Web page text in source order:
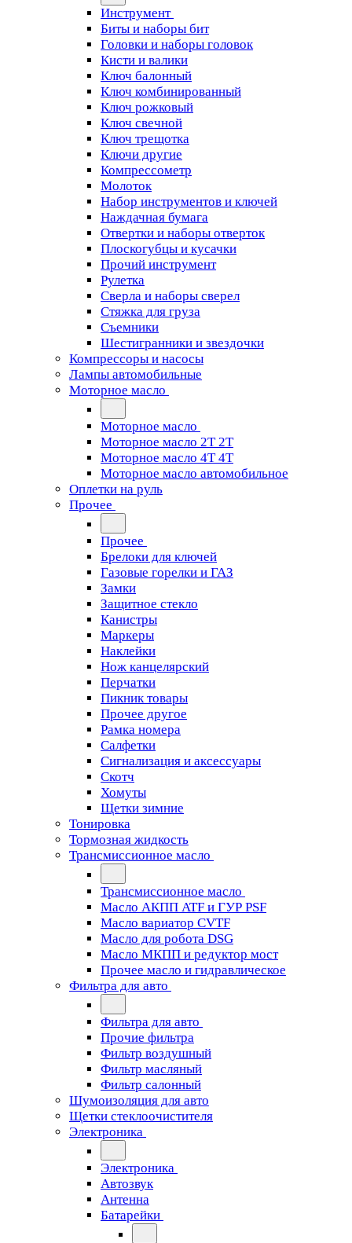
Инструмент
Биты и наборы бит
Головки и наборы головок
Кисти и валики
Ключ балонный
Ключ комбинированный
Ключ рожковый
Ключ свечной
Ключ трещотка
Ключи другие
Компрессометр
Молоток
Набор инструментов и ключей
Наждачная бумага
Отвертки и наборы отверток
Плоскогубцы и кусачки
Прочий инструмент
Рулетка
Сверла и наборы сверел
Стяжка для груза
Съемники
Шестигранники и звездочки
Компрессоры и насосы
Лампы автомобильные
Моторное масло
Моторное масло
Моторное масло 2Т 2T
Моторное масло 4Т 4T
Моторное масло автомобильное
Оплетки на руль
Прочее
Прочее
Брелоки для ключей
Газовые горелки и ГАЗ
Замки
Защитное стекло
Канистры
Маркеры
Наклейки
Нож канцелярский
Перчатки
Пикник товары
Прочее другое
Рамка номера
Салфетки
Сигнализация и аксессуары
Скотч
Хомуты
Щетки зимние
Тонировка
Тормозная жидкость
Трансмиссионное масло
Трансмиссионное масло
Масло АКПП ATF и ГУР PSF
Масло вариатор CVTF
Масло для робота DSG
Масло МКПП и редуктор мост
Прочее масло и гидравлическое
Фильтра для авто
Фильтра для авто
Прочие фильтра
Фильтр воздушный
Фильтр масляный
Фильтр салонный
Шумоизоляция для авто
Щетки стеклоочистителя
Электроника
Электроника
Автозвук
Антенна
Батарейки